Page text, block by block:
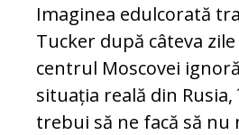
Imaginea edulcorată
Tucker după câteva
centrul Moscovei
situația reală din
trebui să ne facă să